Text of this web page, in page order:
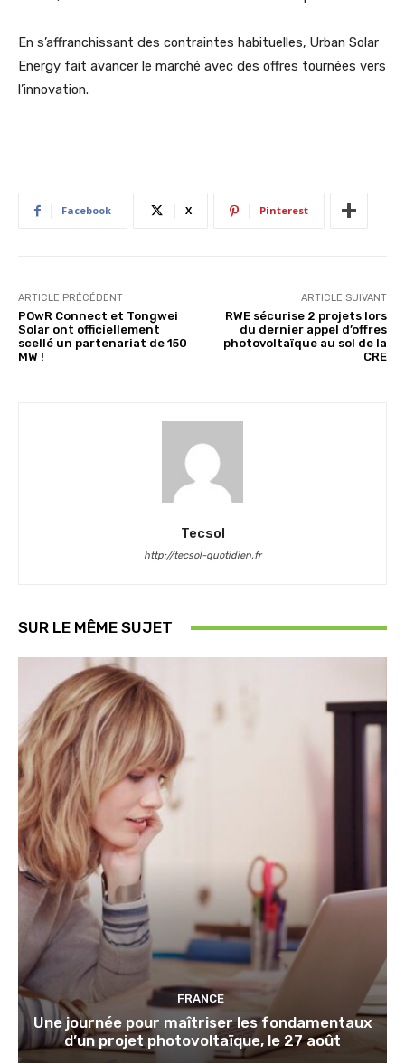
En s’affranchissant des contraintes habituelles, Urban Solar
Energy fait avancer le marché avec des offres tournées vers
l’innovation.
Facebook X Pinterest
ARTICLE PRÉCÉDENT
POwR Connect et Tongwei
Solar ont officiellement
scellé un partenariat de 150
MW !
ARTICLE SUIVANT
RWE sécurise 2 projets lors
du dernier appel d’offres
photovoltaïque au sol de la
CRE
Tecsol
http://tecsol-quotidien.fr
SUR LE MÊME SUJET
FRANCE
Une journée pour maîtriser les fondamentaux
d’un projet photovoltaïque, le 27 août